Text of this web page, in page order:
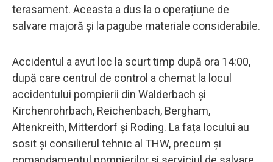
terasament. Aceasta a dus la o operațiune de
salvare majoră și la pagube materiale considerabile.
Accidentul a avut loc la scurt timp după ora 14:00,
după care centrul de control a chemat la locul
accidentului pompierii din Walderbach și
Kirchenrohrbach, Reichenbach, Bergham,
Altenkreith, Mitterdorf și Roding. La fața locului au
sosit și consilierul tehnic al THW, precum și